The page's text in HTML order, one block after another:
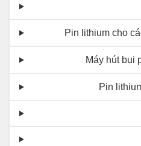
Pin lithium cho
Máy hút bụi
Pin